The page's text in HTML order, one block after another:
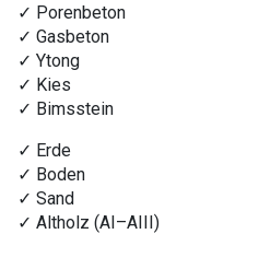
✓ Porenbeton
✓ Gasbeton
✓ Ytong
✓ Kies
✓ Bimsstein
✓ Erde
✓ Boden
✓ Sand
✓ Altholz (AI–AIII)